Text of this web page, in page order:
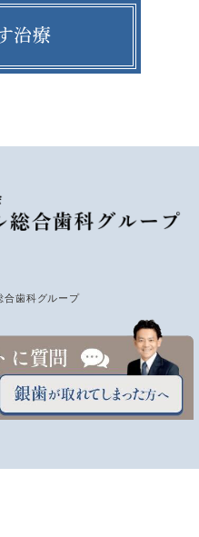
治療
合歯科グループ